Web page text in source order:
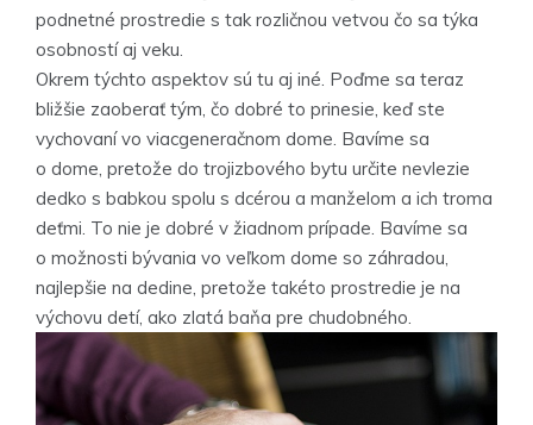
podnetné prostredie s tak rozličnou vetvou čo sa týka
osobností aj veku.
Okrem týchto aspektov sú tu aj iné. Poďme sa teraz
bližšie zaoberať tým, čo dobré to prinesie, keď ste
vychovaní vo viacgeneračnom dome. Bavíme sa
o dome, pretože do trojizbového bytu určite nevlezie
dedko s babkou spolu s dcérou a manželom a ich troma
deťmi. To nie je dobré v žiadnom prípade. Bavíme sa
o možnosti bývania vo veľkom dome so záhradou,
najlepšie na dedine, pretože takéto prostredie je na
výchovu detí, ako zlatá baňa pre chudobného.